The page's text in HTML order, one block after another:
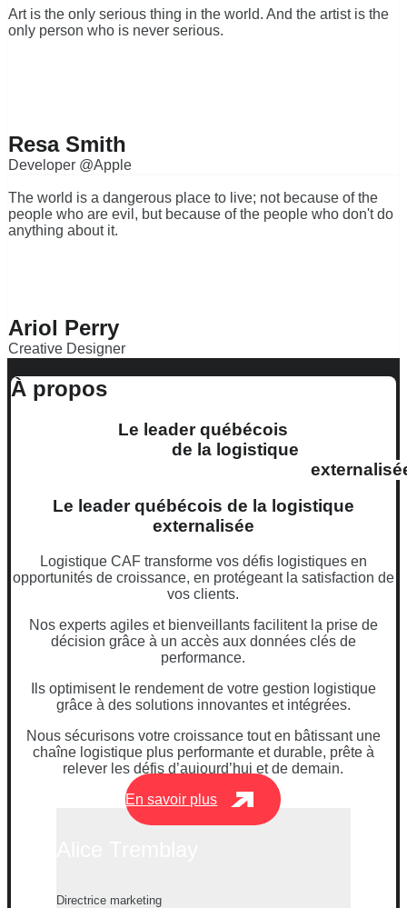
Art is the only serious thing in the world. And the artist is the
only person who is never serious.
Resa Smith
Developer @Apple
The world is a dangerous place to live; not because of the
people who are evil, but because of the people who don't do
anything about it.
Ariol Perry
Creative Designer
À propos
Le leader québécois
de la logistique
Le leader québécois de la logistique
externalisée
Logistique CAF transforme vos défis logistiques en
opportunités de croissance, en protégeant la satisfaction de
vos clients.
Nos experts agiles et bienveillants facilitent la prise de
décision grâce à un accès aux données clés de
performance.
Ils optimisent le rendement de votre gestion logistique
grâce à des solutions innovantes et intégrées.
Nous sécurisons votre croissance tout en bâtissant une
chaîne logistique plus performante et durable, prête à
relever les défis d’aujourd’hui et de demain.
En savoir plus
Directrice marketing